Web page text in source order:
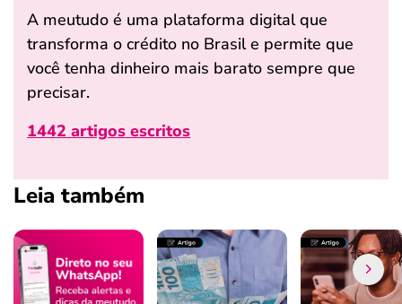
A meutudo é uma plataforma digital que
transforma o crédito no Brasil e permite que
você tenha dinheiro mais barato sempre que
precisar.
1442 artigos escritos
Leia também